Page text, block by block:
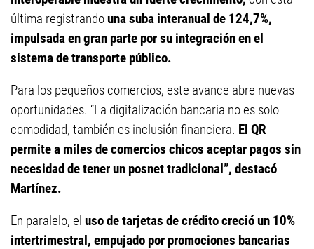
última registrandouna suba interanual de 124,7%,
impulsada en gran parte por su integración en el
sistema de transporte público.
Para los pequeños comercios, este avance abre nuevas
oportunidades. “La digitalización bancaria no es solo
comodidad, también es inclusión financiera. El QR
permite a miles de comercios chicos aceptar pagos sin
necesidad de tener un posnet tradicional”, destacó
Martínez.
En paralelo, el uso de tarjetas de crédito creció un 10%
intertrimestral, empujado por promociones bancarias